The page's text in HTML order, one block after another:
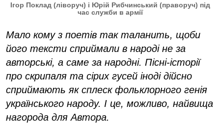
Ігор Поклад (ліворуч) і Юрій Рибчинський (праворуч) під
час служби в армії
Мало кому з поетів так таланить, щоби
його тексти сприймали в народі не за
авторські, а саме за народні. Пісні-історії
про скрипаля та сірих гусей іноді дійсно
сприймають як сплеск фольклорного генія
українського народу. І це, можливо, найвища
нагорода для Автора.